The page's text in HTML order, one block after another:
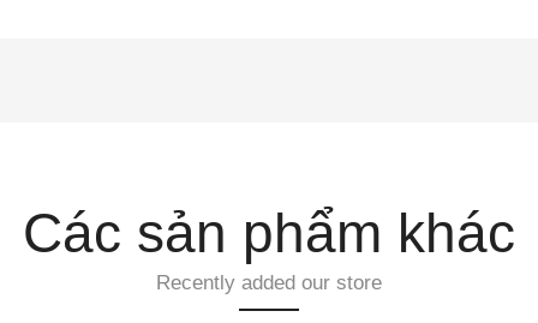
Các sản phẩm khác
Recently added our store